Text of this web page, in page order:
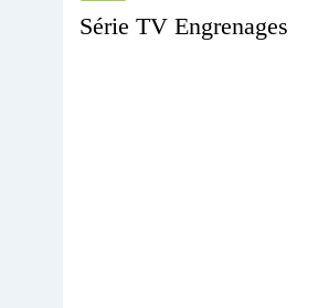
Série TV Engrenages